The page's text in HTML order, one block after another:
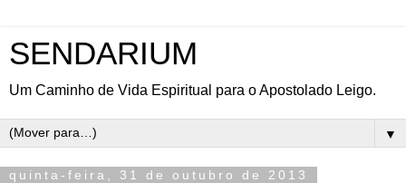
SENDARIUM
Um Caminho de Vida Espiritual para o Apostolado Leigo.
▼
quinta-feira, 31 de outubro de 2013